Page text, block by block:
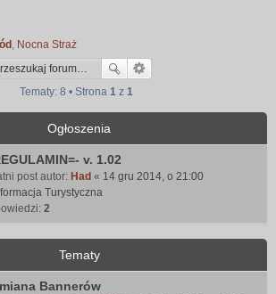
, Nocna Straż
Tematy: 8 • Strona 1z 1
Ogłoszenia
v. 1.02
post autor: Had « 14 gru 2014, o 21:00
Turystyczna
2
Tematy
Bannerów